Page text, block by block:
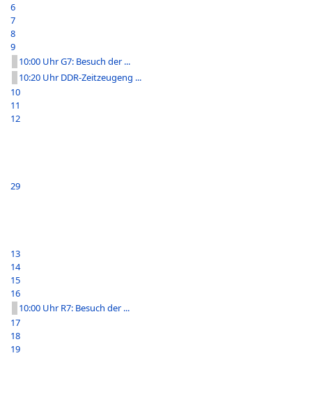
6
7
8
9
10:00 Uhr G7: Besuch der ...
10:20 Uhr DDR-Zeitzeugeng ...
10
11
12
29
13
14
15
16
10:00 Uhr R7: Besuch der ...
17
18
19